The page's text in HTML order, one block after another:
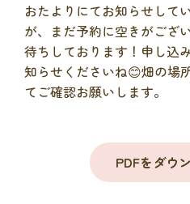
おたよりにてお知らせして
が、まだ予約に空きがござ
待ちしております！申し込
知らせくださいね😊畑の場
てご確認お願いします。
PDFをダウ